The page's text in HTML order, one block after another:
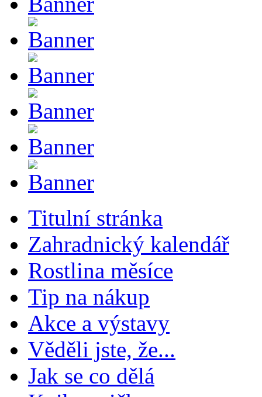
Titulní stránka
Zahradnický kalendář
Rostlina měsíce
Tip na nákup
Akce a výstavy
Věděli jste, že...
Jak se co dělá